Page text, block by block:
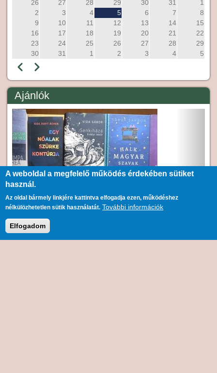
26
27 28 29 30 31
1
2
3 4 5 6 7
8
9
10 11 12 13 14
15
16
17 18 19 20 21
22
23
24 25 26 27 28
29
30
31 1 2 3 4 5
Oldalszámozás
Előző Következő
Ajánlók
Előző
A weboldal a megfelelő működés érdekében sütiket
használ.
Az oldal bármely linkjére kattintva elfogadja ezen, működéshez
nélkülözhetetlen sütik használatát. További információk
Elfogadom